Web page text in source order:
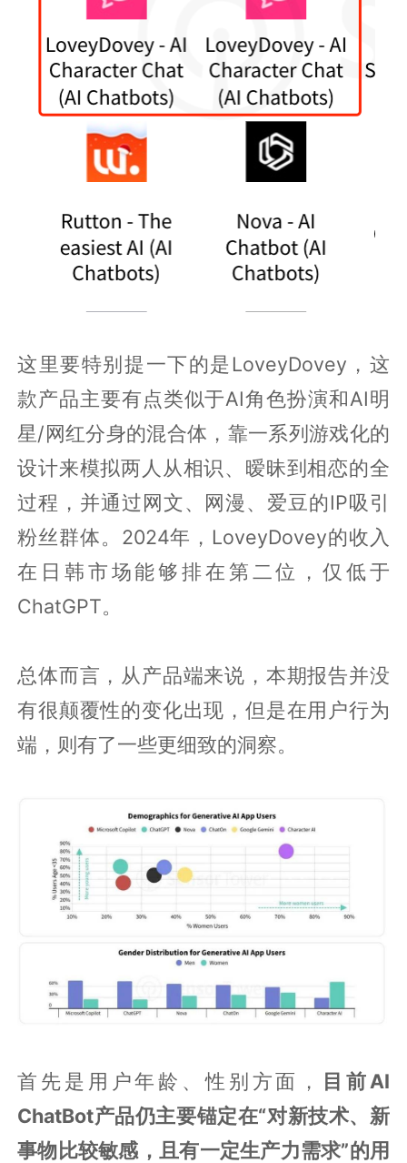
这里要特别提一下的是LoveyDovey，这
款产品主要有点类似于AI角色扮演和AI明
星/网红分身的混合体，靠一系列游戏化的
设计来模拟两人从相识、暧昧到相恋的全
过程，并通过网文、网漫、爱豆的IP吸引
粉丝群体。2024年，LoveyDovey的收入
在日韩市场能够排在第二位，仅低于
ChatGPT。
总体而言，从产品端来说，本期报告并没
有很颠覆性的变化出现，但是在用户行为
端，则有了一些更细致的洞察。
首先是用户年龄、性别方面，
目前AI
ChatBot产品仍主要锚定在“对新技术、新
事物比较敏感，且有一定生产力需求”的用